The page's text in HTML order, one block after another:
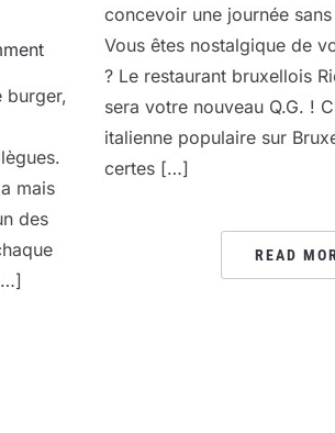
burger,
mais
des
concevoir une journée
Vous êtes nostalgique de
? Le restaurant bruxellois
sera votre nouveau Q.G. !
italienne populaire sur
certes […]
READ